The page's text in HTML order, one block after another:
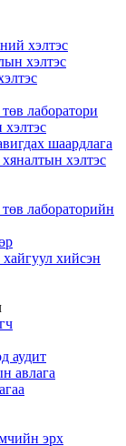
хэлтэс
хэлтэс
лаборатори
шаардлага
хэлтэс
лабораторийн
хийсэн
аудит
авлага
эрх